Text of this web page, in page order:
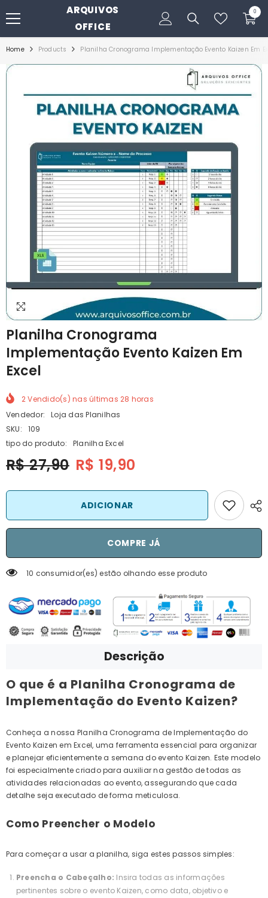
PULAR PARA O CONTEÚDO
ARQUIVOS
OFFICE
00
itens
Home Products Planilha Cronograma Implementação Evento Kaizen Em
Planilha Cronograma
Implementação Evento Kaizen Em
Excel
2Vendido(s) nas últimas28 horas
Vendedor:
Loja das Planilhas
SKU:
109
tipo do produto:
Planilha Excel
R$ 27,90 R$ 19,90
ADICIONAR
COMPRE JÁ
10 consumidor(es) estão olhando esse produto
Descrição
O que é a Planilha Cronograma de
Implementação do Evento Kaizen?
Conheça a nossa Planilha Cronograma de Implementação do
Evento Kaizen em Excel, uma ferramenta essencial para organizar
e planejar eficientemente a semana do evento Kaizen. Este modelo
foi especialmente criado para auxiliar na gestão de todas as
atividades relacionadas ao evento, assegurando que cada
detalhe seja executado de forma meticulosa.
Como Preencher o Modelo
Para começar a usar a planilha, siga estes passos simples:
Preencha o Cabeçalho: Insira todas as informações
pertinentes sobre o evento Kaizen, como data, objetivo e